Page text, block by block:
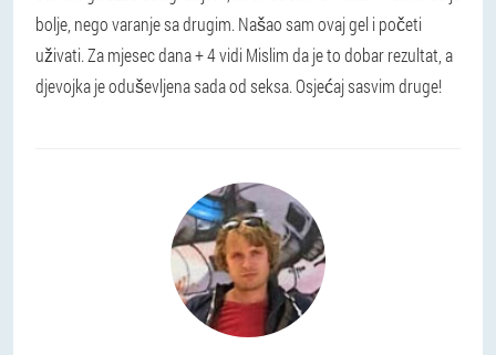
bolje, nego varanje sa drugim. Našao sam ovaj gel i početi
uživati. Za mjesec dana + 4 vidi Mislim da je to dobar rezultat, a
djevojka je oduševljena sada od seksa. Osjećaj sasvim druge!